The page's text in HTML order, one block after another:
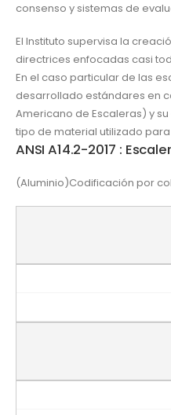
consenso y sistemas de
El Instituto supervisa la
directrices enfocadas casi
En el caso particular de las
desarrollado estándares en
Americano de Escaleras) y
tipo de material utilizado
ANSI A14.2-2017 :
(Aluminio)Codificación por